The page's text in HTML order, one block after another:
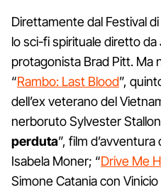
Direttamente dal Festival di
lo sci-fi spirituale diretto da
protagonista Brad Pitt. Ma
“Rambo: Last Blood”,
dell’ex veterano del
nerboruto Sylvester
perduta”, film
Isabela Moner; “Drive Me
Simone Catania con